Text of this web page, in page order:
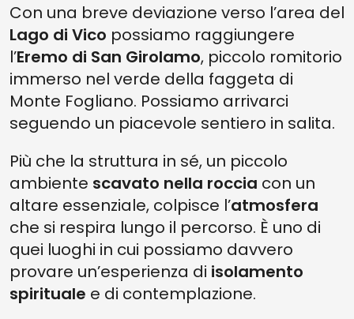
Con una breve deviazione verso l’area del
Lago di Vico possiamo raggiungere
l’Eremo di San Girolamo, piccolo romitorio
immerso nel verde della faggeta di
Monte Fogliano. Possiamo arrivarci
seguendo un piacevole sentiero in salita.
Più che la struttura in sé, un piccolo
ambiente scavato nella roccia con un
altare essenziale, colpisce l’atmosfera
che si respira lungo il percorso. È uno di
quei luoghi in cui possiamo davvero
provare un’esperienza di isolamento
spirituale e di contemplazione.